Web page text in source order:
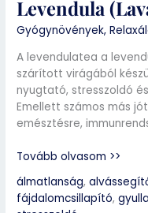
Levendula
Gyógynövények,
A levendulatea a
szárított virágából
nyugtató, stresszoldó
Emellett számos más
emésztésre,
Tovább olvasom >>
álmatlanság,
fájdalomcsillapító,